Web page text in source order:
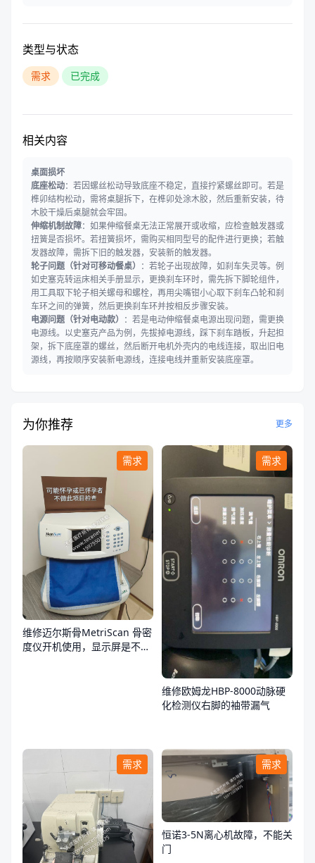
类型与状态
需求 已完成
相关内容
桌面损坏
底座松动：若因螺丝松动导致底座不稳定，直接拧紧螺丝即可。若是
榫卯结构松动，需将桌腿拆下，在榫卯处涂木胶，然后重新安装，待
木胶干燥后桌腿就会牢固。
伸缩机制故障：如果伸缩餐桌无法正常展开或收缩，应检查触发器或
扭簧是否损坏。若扭簧损坏，需购买相同型号的配件进行更换；若触
发器故障，需拆下旧的触发器，安装新的触发器。
轮子问题（针对可移动餐桌） ：若轮子出现故障，如刹车失灵等。例
如史塞克转运床相关手册显示，更换刹车环时，需先拆下脚轮组件，
用工具取下轮子相关螺母和螺栓，再用尖嘴钳小心取下刹车凸轮和刹
车环之间的弹簧，然后更换刹车环并按相反步骤安装。
电源问题（针对电动款） ：若是电动伸缩餐桌电源出现问题，需更换
电源线。以史塞克产品为例，先拔掉电源线，踩下刹车踏板，升起担
架，拆下底座罩的螺丝，然后断开电机外壳内的电线连接，取出旧电
源线，再按顺序安装新电源线，连接电线并重新安装底座罩。
为你推荐 更多
需求
维修迈尔斯骨MetriScan 骨密
度仪开机使用，显示屏是不
需求
维修欧姆龙HBP-8000动脉硬
化检测仪右脚的袖带漏气
需求 需求
恒诺3-5N离心机故障，不能关
门